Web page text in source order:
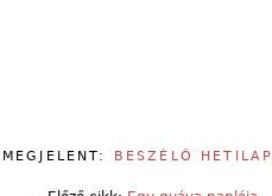
MEGJELENT: BESZÉLŐ HETILAP